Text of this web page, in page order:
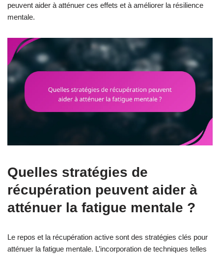
peuvent aider à atténuer ces effets et à améliorer la résilience
mentale.
Quelles stratégies de
récupération peuvent aider à
atténuer la fatigue mentale ?
Le repos et la récupération active sont des stratégies clés pour
atténuer la fatigue mentale. L’incorporation de techniques telles